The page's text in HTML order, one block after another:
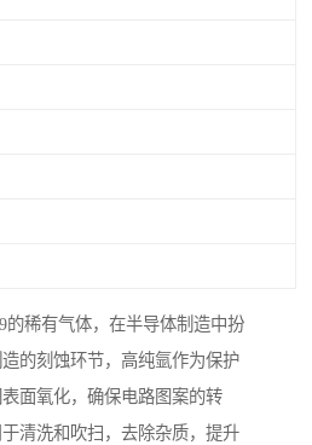
的稀有气体，在半导体制造中扮
的刻蚀环节，高纯氩作为保护
面氧化，确保电路图案的转
清洗和吹扫，去除杂质，提升